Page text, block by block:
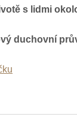
s lidmi
duchovní